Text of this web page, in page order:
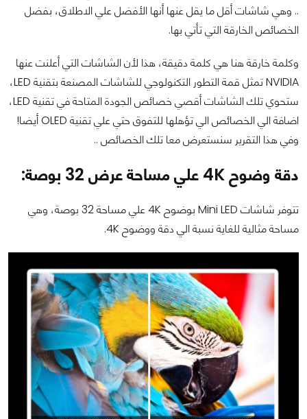
.. وهي شاشات أقل ما يقل عنها أنها الأفضل علي الاطلاق، بفضل
الخصائص الخارقة التي تأتي بها.
وكلمة خارقة هنا هي كلمة دقيقة، هذا لأن الشاشات التي أعلنت عنها
NVIDIA تمثل قمة التطور التكنولوجي للشاشات المصنعة بتقنية LED،
ستحوي تلك الشاشات أقصي خصائص الجودة المتاحة في تقنية LED،
اضافة الي الخصائص الي تؤهلها للتفوق حتي علي تقنية OLED أيضا!
وفي هذا التقرير سنستعرض معا تلك الخصائص ..
دقة وضوح 4K علي مساحة عرض 32 بوصة:
تتوفر شاشات Mini LED بوضوح 4K علي مساحة 32 بوصة، وهي
مساحة مثالية للغاية نسبة الي دقة ووضوح 4K.